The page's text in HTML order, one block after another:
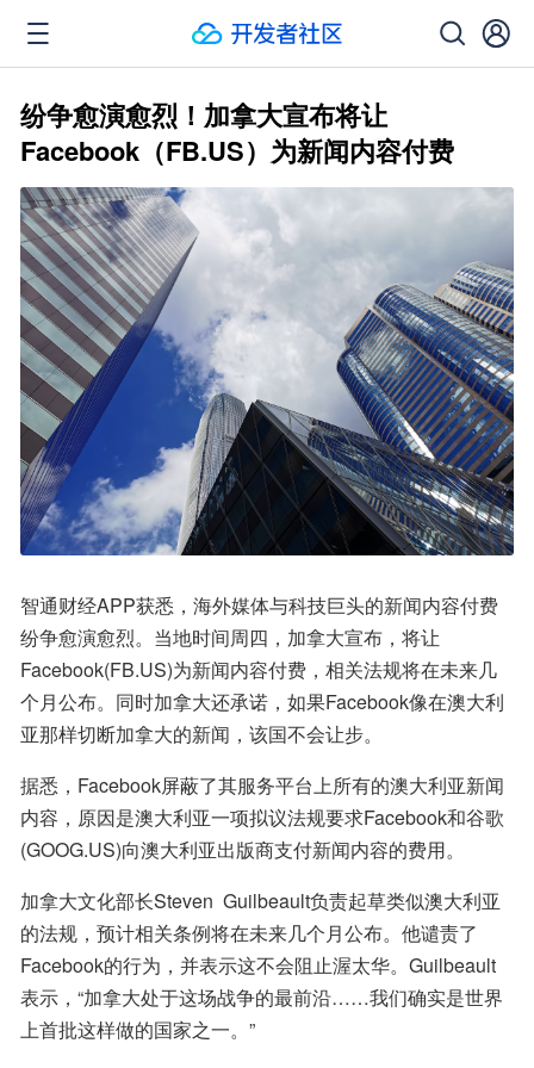
纷争愈演愈烈！加拿大宣布将让
Facebook（FB.US）为新闻内容付费
智通财经APP获悉，海外媒体与科技巨头的新闻内容付费
纷争愈演愈烈。当地时间周四，加拿大宣布，将让
Facebook(FB.US)为新闻内容付费，相关法规将在未来几
个月公布。同时加拿大还承诺，如果Facebook像在澳大利
亚那样切断加拿大的新闻，该国不会让步。
据悉，Facebook屏蔽了其服务平台上所有的澳大利亚新闻
内容，原因是澳大利亚一项拟议法规要求Facebook和谷歌
(GOOG.US)向澳大利亚出版商支付新闻内容的费用。
加拿大文化部长Steven  Guilbeault负责起草类似澳大利亚
的法规，预计相关条例将在未来几个月公布。他谴责了
Facebook的行为，并表示这不会阻止渥太华。Guilbeault
表示，“加拿大处于这场战争的最前沿……我们确实是世界
上首批这样做的国家之一。”